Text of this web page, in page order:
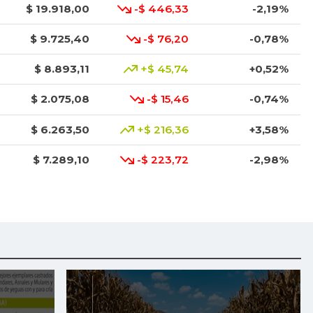
$ 19.918,00 -$ 446,33 -2,19%
$ 9.725,40 -$ 76,20 -0,78%
$ 8.893,11 +$ 45,74 +0,52%
$ 2.075,08 -$ 15,46 -0,74%
$ 6.263,50 +$ 216,36 +3,58%
$ 7.289,10 -$ 223,72 -2,98%
$ 6.242,91 -$ 222,91 -3,45%